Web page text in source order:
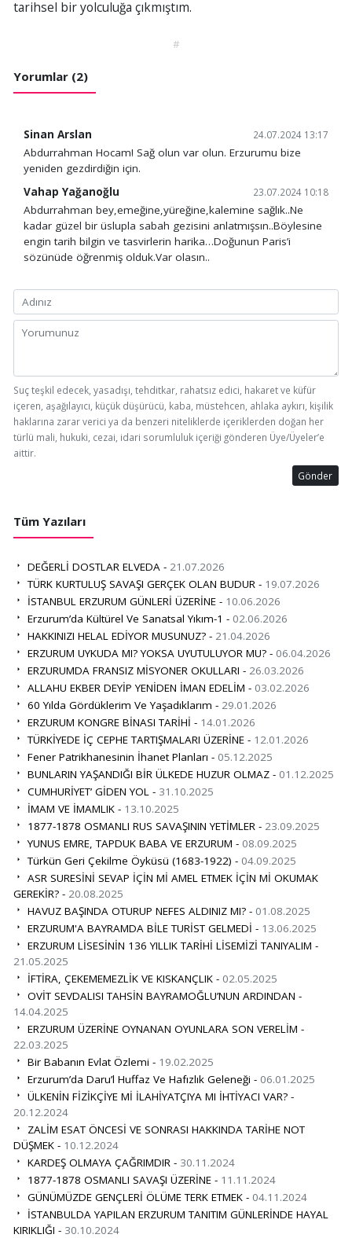
tarihsel bir yolculuğa çıkmıştım.
#
Yorumlar (2)
Sinan Arslan 24.07.2024 13:17
Abdurrahman Hocam! Sağ olun var olun. Erzurumu bize
yeniden gezdirdiğin için.
Vahap Yağanoğlu
23.07.2024 10:18
Abdurrahman bey,emeğine,yüreğine,kalemine sağlık..Ne
kadar güzel bir üslupla sabah gezisini anlatmışsın..Böylesine
engin tarih bilgin ve tasvirlerin harika…Doğunun Paris’i
sözünüde öğrenmiş olduk.Var olasın..
Suç teşkil edecek, yasadışı, tehditkar, rahatsız edici, hakaret ve küfür
içeren, aşağılayıcı, küçük düşürücü, kaba, müstehcen, ahlaka aykırı, kişilik
haklarına zarar verici ya da benzeri niteliklerde içeriklerden doğan her
türlü mali, hukuki, cezai, idari sorumluluk içeriği gönderen Üye/Üyeler’e
aittir.
Gönder
Tüm Yazıları
DEĞERLİ DOSTLAR ELVEDA - 21.07.2026
TÜRK KURTULUŞ SAVAŞI GERÇEK OLAN BUDUR - 19.07.2026
İSTANBUL ERZURUM GÜNLERİ ÜZERİNE - 10.06.2026
Erzurum’da Kültürel Ve Sanatsal Yıkım-1 - 02.06.2026
HAKKINIZI HELAL EDİYOR MUSUNUZ? - 21.04.2026
ERZURUM UYKUDA MI? YOKSA UYUTULUYOR MU? - 06.04.2026
ERZURUMDA FRANSIZ MİSYONER OKULLARI - 26.03.2026
ALLAHU EKBER DEYİP YENİDEN İMAN EDELİM - 03.02.2026
60 Yılda Gördüklerim Ve Yaşadıklarım - 29.01.2026
ERZURUM KONGRE BİNASI TARİHİ - 14.01.2026
TÜRKİYEDE İÇ CEPHE TARTIŞMALARI ÜZERİNE - 12.01.2026
Fener Patrikhanesinin İhanet Planları - 05.12.2025
BUNLARIN YAŞANDIĞI BİR ÜLKEDE HUZUR OLMAZ - 01.12.2025
CUMHURİYET’ GİDEN YOL - 31.10.2025
İMAM VE İMAMLIK - 13.10.2025
1877-1878 OSMANLI RUS SAVAŞININ YETİMLER - 23.09.2025
YUNUS EMRE, TAPDUK BABA VE ERZURUM - 08.09.2025
Türkün Geri Çekilme Öyküsü (1683-1922) - 04.09.2025
ASR SURESİNİ SEVAP İÇİN Mİ AMEL ETMEK İÇİN Mİ OKUMAK
GEREKİR? - 20.08.2025
HAVUZ BAŞINDA OTURUP NEFES ALDINIZ MI? - 01.08.2025
ERZURUM'A BAYRAMDA BİLE TURİST GELMEDİ - 13.06.2025
ERZURUM LİSESİNİN 136 YILLIK TARİHİ LİSEMİZİ TANIYALIM -
21.05.2025
İFTİRA, ÇEKEMEMEZLİK VE KISKANÇLIK - 02.05.2025
OVİT SEVDALISI TAHSİN BAYRAMOĞLU’NUN ARDINDAN -
14.04.2025
ERZURUM ÜZERİNE OYNANAN OYUNLARA SON VERELİM -
22.03.2025
Bir Babanın Evlat Özlemi - 19.02.2025
Erzurum’da Daru’l Huffaz Ve Hafızlık Geleneği - 06.01.2025
ÜLKENİN FİZİKÇİYE Mİ İLAHİYATÇIYA MI İHTİYACI VAR? -
20.12.2024
ZALİM ESAT ÖNCESİ VE SONRASI HAKKINDA TARİHE NOT
DÜŞMEK - 10.12.2024
KARDEŞ OLMAYA ÇAĞRIMDIR - 30.11.2024
1877-1878 OSMANLI SAVAŞI ÜZERİNE - 11.11.2024
GÜNÜMÜZDE GENÇLERİ ÖLÜME TERK ETMEK - 04.11.2024
İSTANBULDA YAPILAN ERZURUM TANITIM GÜNLERİNDE HAYAL
KIRIKLIĞI - 30.10.2024